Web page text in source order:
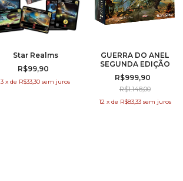
Star Realms
R$99,90
3 x de R$33,30 sem juros
GUERRA DO ANEL
SEGUNDA EDIÇÃO
R$999,90
R$1.148,00
12 x de R$83,33 sem juros